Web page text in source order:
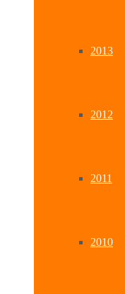
2013
2012
2011
2010